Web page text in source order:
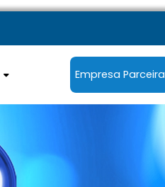
Empresa Parceira